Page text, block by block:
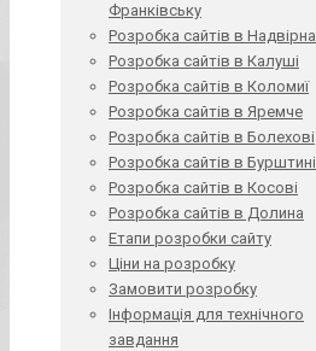
Франківську
Розробка сайтів в Надвірна
Розробка сайтів в Калуші
Розробка сайтів в Коломиї
Розробка сайтів в Яремче
Розробка сайтів в Болехові
Розробка сайтів в Бурштині
Розробка сайтів в Косові
Розробка сайтів в Долина
Етапи розробки сайту
Ціни на розробку
Замовити розробку
Інформація для технічного
завдання